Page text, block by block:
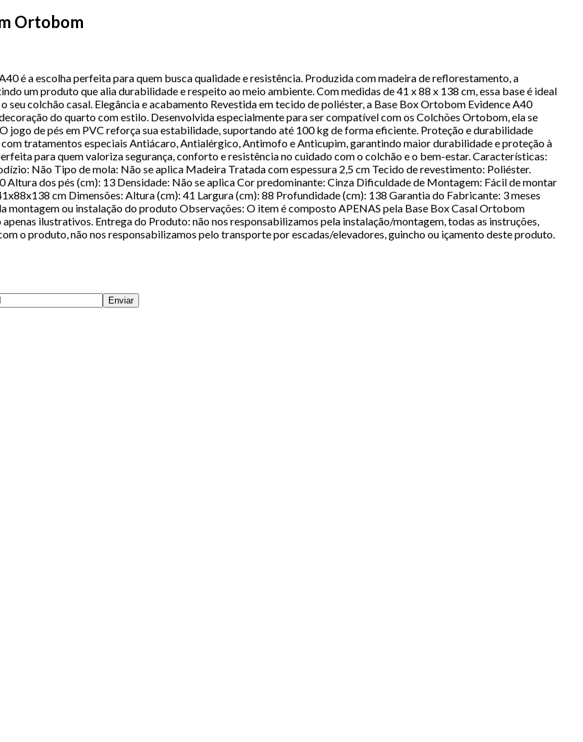
Ortobom
é a escolha perfeita para quem busca qualidade e resistência. Produzida com madeira de reflorestamento, a
um produto que alia durabilidade e respeito ao meio ambiente. Com medidas de 41 x 88 x 138 cm, essa base é ideal
colchão casal. Elegância e acabamento Revestida em tecido de poliéster, a Base Box Ortobom Evidence A40
do quarto com estilo. Desenvolvida especialmente para ser compatível com os Colchões Ortobom, ela se
jogo de pés em PVC reforça sua estabilidade, suportando até 100 kg de forma eficiente. Proteção e durabilidade
tratamentos especiais Antiácaro, Antialérgico, Antimofo e Anticupim, garantindo maior durabilidade e proteção à
para quem valoriza segurança, conforto e resistência no cuidado com o colchão e o bem-estar. Características:
Não Tipo de mola: Não se aplica Madeira Tratada com espessura 2,5 cm Tecido de revestimento: Poliéster.
dos pés (cm): 13 Densidade: Não se aplica Cor predominante: Cinza Dificuldade de Montagem: Fácil de montar
cm Dimensões: Altura (cm): 41 Largura (cm): 88 Profundidade (cm): 138 Garantia do Fabricante: 3 meses
montagem ou instalação do produto Observações: O item é composto APENAS pela Base Box Casal Ortobom
ilustrativos. Entrega do Produto: não nos responsabilizamos pela instalação/montagem, todas as instruções,
o produto, não nos responsabilizamos pelo transporte por escadas/elevadores, guincho ou içamento deste produto.
Enviar